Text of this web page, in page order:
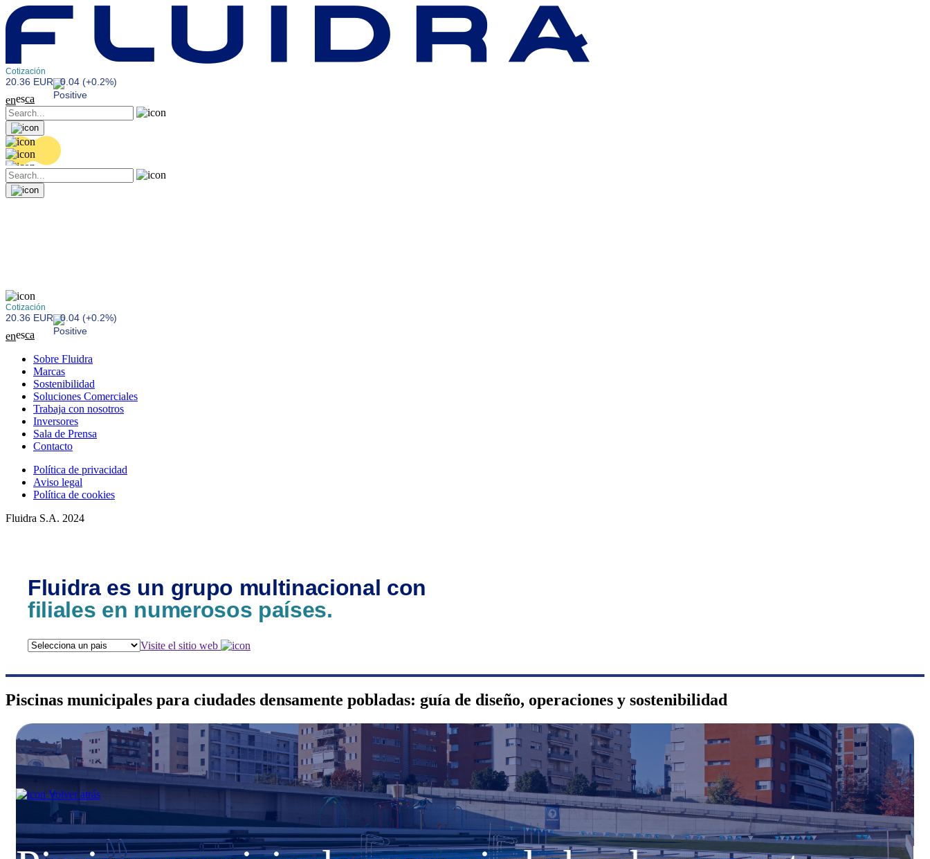
Cotización
20.36 EUR 0.04 (+0.2%)
enesca
Cotización
20.36 EUR 0.04 (+0.2%)
enesca
Sobre Fluidra
Marcas
Sostenibilidad
Soluciones Comerciales
Trabaja con nosotros
Inversores
Sala de Prensa
Contacto
Política de privacidad
Aviso legal
Política de cookies
Fluidra S.A. 2024
Fluidra es un grupo multinacional con
filiales en numerosos países.
Visite el sitio web
Piscinas municipales para ciudades densamente pobladas: guía de diseño, operaciones y sostenibilidad
Volver atrás